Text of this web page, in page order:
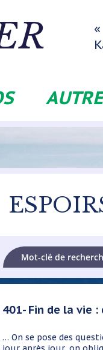
401- Fin de la vie
… On se pose des